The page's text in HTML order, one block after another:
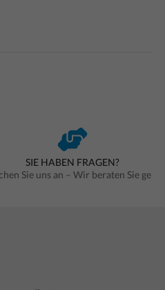
SIE HABEN FRAGEN?
Sie uns an – Wir beraten Sie gerne